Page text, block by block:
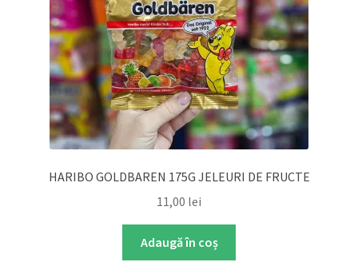
HARIBO GOLDBAREN 175G JELEURI DE FRUCTE
11,00 lei
Adaugă în coș